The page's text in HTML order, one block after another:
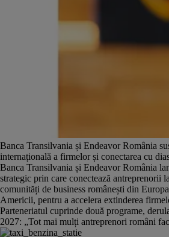
Banca Transilvania și Endeavor România
internațională a firmelor și conectarea cu
Banca Transilvania și Endeavor România
strategic prin care conectează antreprenorii
comunități de business românești din
Americii, pentru a accelera extinderea
Parteneriatul cuprinde două programe,
2027: „Tot mai mulți antreprenori români